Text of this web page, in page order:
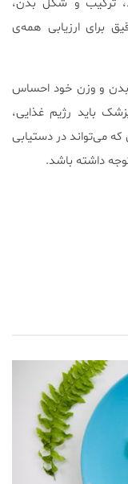
ترکیب و شکل بدن،
برای ارزیابی همه‌ی
و وزن خود احساس
باید رژیم غذایی،
می‌تواند در دستیابی
داشته باشد.